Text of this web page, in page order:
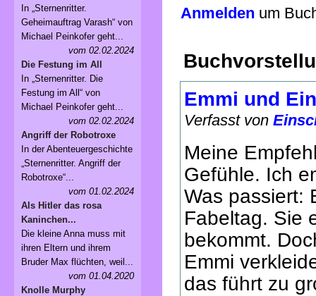
Anmelden um
Emmi und
Verfasst von
Meine
Gefühle. Ich
Was passiert:
Fabeltag. Sie
bekommt.
Emmi
das führt zu
In „Sternenritter.
Geheimauftrag Varash“ von
Michael Peinkofer geht...
vom 02.02.2024
Die Festung im All
In „Sternenritter. Die
Festung im All“ von
Michael Peinkofer geht...
vom 02.02.2024
Angriff der Robotroxe
In der Abenteuergeschichte
„Sternenritter. Angriff der
Robotroxe“...
vom 01.02.2024
Als Hitler das rosa
Kaninchen...
Die kleine Anna muss mit
ihren Eltern und ihrem
Bruder Max flüchten, weil...
vom 01.04.2020
Knolle Murphy